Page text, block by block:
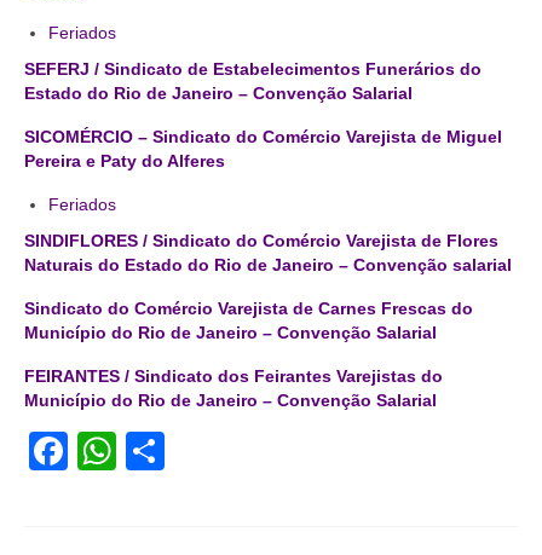
Feriados
SEFERJ / Sindicato de Estabelecimentos Funerários do
Estado do Rio de Janeiro – Convenção Salarial
SICOMÉRCIO – Sindicato do Comércio Varejista de Miguel
Pereira e Paty do Alferes
Feriados
SINDIFLORES / Sindicato do Comércio Varejista de Flores
Naturais do Estado do Rio de Janeiro – Convenção salarial
Sindicato do Comércio Varejista de Carnes Frescas do
Município do Rio de Janeiro – Convenção Salarial
FEIRANTES / Sindicato dos Feirantes Varejistas do
Município do Rio de Janeiro – Convenção Salarial
Facebook
WhatsApp